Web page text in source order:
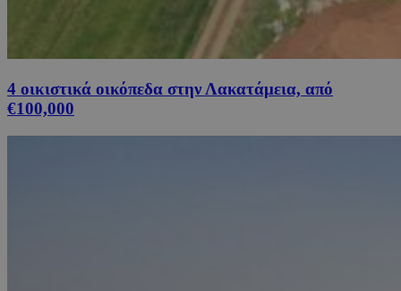
4 οικιστικά οικόπεδα στην Λακατάμεια, από
€100,000